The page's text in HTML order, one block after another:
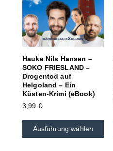
Hauke Nils Hansen –
SOKO FRIESLAND –
Drogentod auf
Helgoland – Ein
Küsten-Krimi (eBook)
3,99 €
Ausführung wählen